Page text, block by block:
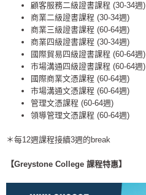
顧客服務二級證書課程 (30-34週)
商業二級證書課程 (30-34週)
商業三級證書課程 (60-64週)
商業四級證書課程 (30-34週)
國際貿易四級證書課程 (60-64週)
市場溝通四級證書課程 (60-64週)
國際商業文憑課程 (60-64週)
市場溝通文憑課程 (60-64週)
管理文憑課程 (60-64週)
領導管理文憑課程 (60-64週)
＊每12週課程接續3週的break
【Greystone College 課程特惠】